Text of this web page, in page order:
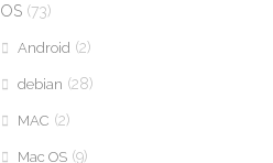
OS (73)
Android (2)
debian (28)
MAC (2)
Mac OS (9)